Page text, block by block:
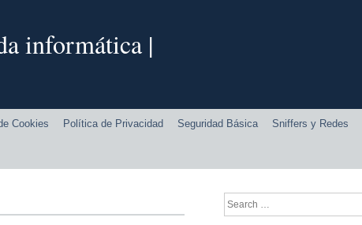
informática |
Cookies Política de Privacidad Seguridad Básica Sniffers y Redes